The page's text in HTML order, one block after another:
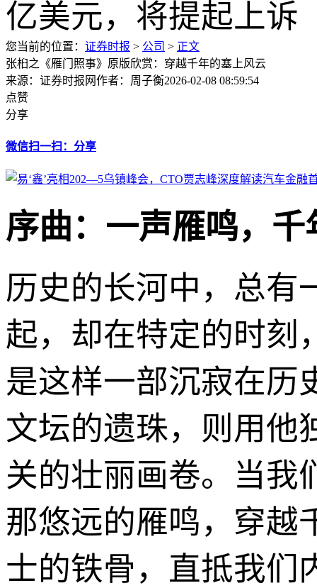
您当前的位置： 证券时报 > 公司 > 正文
张桕之《雁门照事》原版欣赏：穿越千年的塞上风云
来源：证券时报网作者：周子衡2026-02-08 08:59:54
点赞
分享
微信扫一扫：分享
序曲：一声雁鸣，千
历史的长河中，总有
起，却在特定的时刻
是这样一部沉寂在历
文坛的遗珠，则用他
关的壮丽画卷。当我
那悠远的雁鸣，穿越
士的铁骨，直抵我们